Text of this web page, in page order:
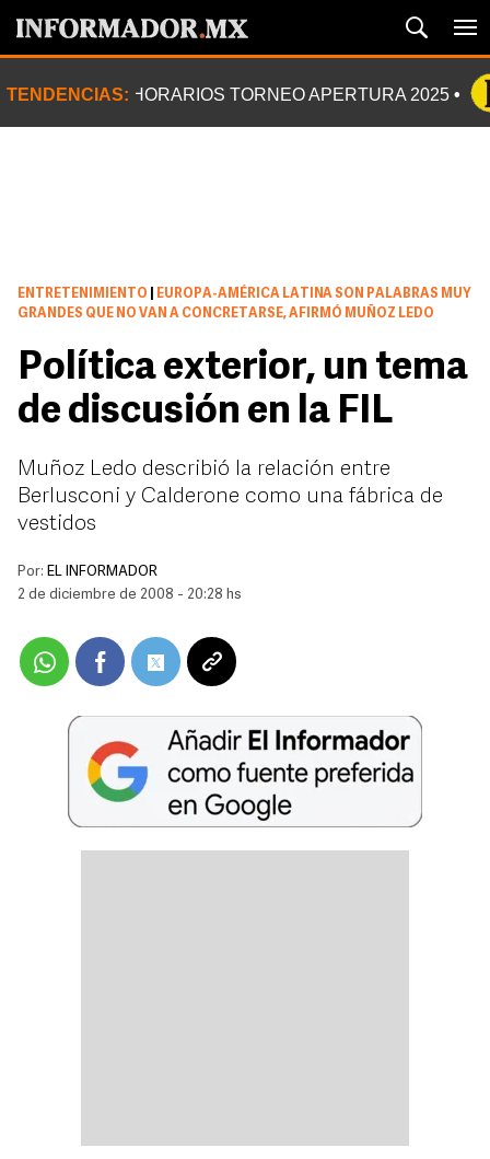
TENDENCIAS: HORARIOS TORNEO APERTURA 2025
ENTRETENIMIENTO
EUROPA-AMÉRICA LATINA SON PALABRAS MUY
GRANDES QUE NO VAN A CONCRETARSE, AFIRMÓ MUÑOZ LEDO
Política exterior, un tema
de discusión en la FIL
Muñoz Ledo describió la relación entre
Berlusconi y Calderone como una fábrica de
vestidos
Por: EL INFORMADOR
2 de diciembre de 2008 - 20:28 hs